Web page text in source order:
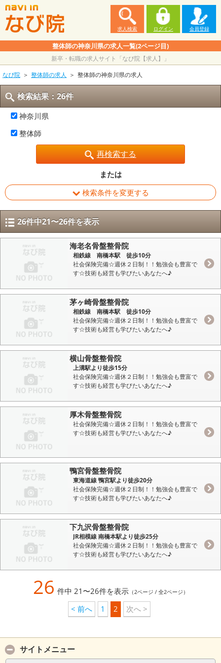
求人検索 ログイン 会員登録
整体師の神奈川県の求人一覧(2ページ目)
新卒・転職の求人サイト「なび院【求人】」
なび院
整体師の求人 整体師の神奈川県の求人
検索結果：26件
神奈川県
整体師
再検索する
または
検索条件を変更する
26件中21〜26件を表示
海老名骨盤整骨院
相鉄線 南橋本駅 徒歩10分
社会保険完備☆週休２日制！！勉強会も豊富で
す☆技術も経営も学びたいあなたへ♪
茅ヶ崎骨盤整骨院
相鉄線 南橋本駅 徒歩10分
社会保険完備☆週休２日制！！勉強会も豊富で
す☆技術も経営も学びたいあなたへ♪
横山骨盤整骨院
上溝駅より徒歩15分
社会保険完備☆週休２日制！！勉強会も豊富で
す☆技術も経営も学びたいあなたへ♪
厚木骨盤整骨院
社会保険完備☆週休２日制！！勉強会も豊富で
す☆技術も経営も学びたいあなたへ♪
鴨宮骨盤整骨院
東海道線 鴨宮駅より徒歩20分
社会保険完備☆週休２日制！！勉強会も豊富で
す☆技術も経営も学びたいあなたへ♪
下九沢骨盤整骨院
JR相模線 南橋本駅より徒歩25分
社会保険完備☆週休２日制！！勉強会も豊富で
す☆技術も経営も学びたいあなたへ♪
26 件中 21〜26件を表示（2ページ / 全2ページ）
< 前へ 1 2 次へ >
サイトメニュー